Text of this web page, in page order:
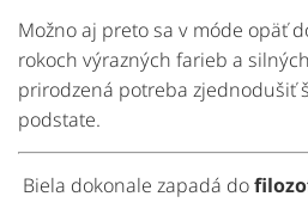
Možnoaj pretosa v móde opäť
rokoch výrazných farieb a silných
prirodzená potreba zjednodušiť
podstate.
Biela dokonale zapadá do